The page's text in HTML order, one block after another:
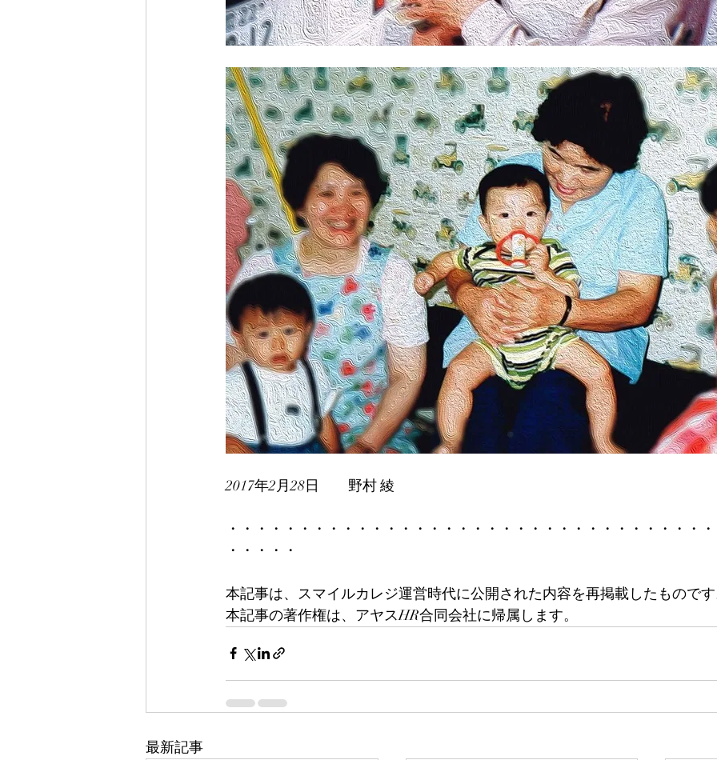
2017年2月28日　　野村 綾
・・・・・・・・・・・・・・・・・・・・・・・・・・・・・・・・・
・・・・・
本記事は、スマイルカレジ運営時代に公開された内容を再掲載したもので
本記事の著作権は、アヤスHR合同会社に帰属します。
最新記事